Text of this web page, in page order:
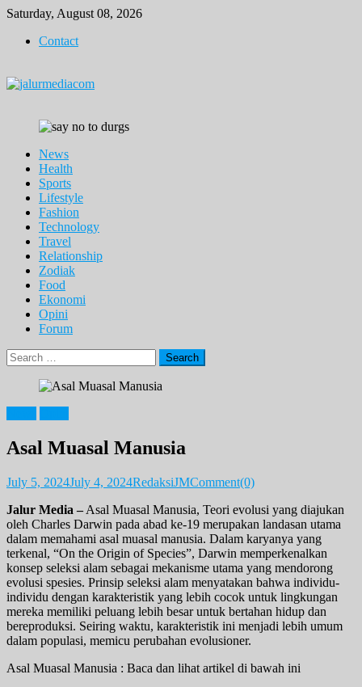
Skip
content
Saturday, August 08, 2026
Contact
News
Health
Sports
Lifestyle
Fashion
Technology
Travel
Relationship
Zodiak
Food
Ekonomi
Opini
Forum
Search
for:
Asal Muasal Manusia
July 5, 2024July 4, 2024RedaksiJMComment(0)
Jalur Media – Asal Muasal Manusia, Teori evolusi yang diajukan
oleh Charles Darwin pada abad ke-19 merupakan landasan utama
dalam memahami asal muasal manusia. Dalam karyanya yang
terkenal, “On the Origin of Species”, Darwin memperkenalkan
konsep seleksi alam sebagai mekanisme utama yang mendorong
evolusi spesies. Prinsip seleksi alam menyatakan bahwa individu-
individu dengan karakteristik yang lebih cocok untuk lingkungan
mereka memiliki peluang lebih besar untuk bertahan hidup dan
bereproduksi. Seiring waktu, karakteristik ini menjadi lebih umum
dalam populasi, memicu perubahan evolusioner.
Asal Muasal Manusia : Baca dan lihat artikel di bawah ini